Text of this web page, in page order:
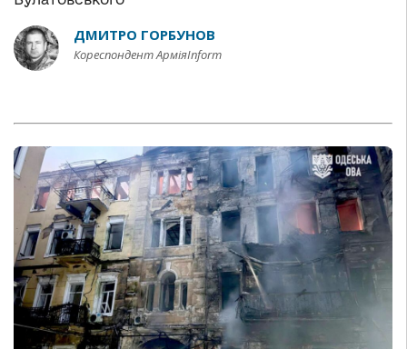
ДМИТРО ГОРБУНОВ
Кореспондент АрміяInform